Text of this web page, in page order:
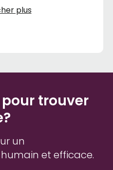
pour trouver
un
et efficace.